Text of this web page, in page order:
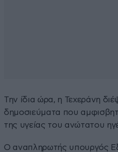
Την ίδια ώρα, η Τεχεράνη
δημοσιεύματα που
της υγείας του ανώτατου
Ο αναπληρωτής υπουργός